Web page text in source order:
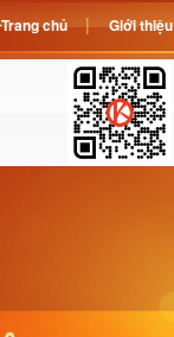
Trang chủ Giới thiệu